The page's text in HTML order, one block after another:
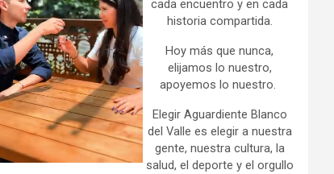
cada encuentro y en cada
historia compartida.
Hoy más que nunca,
elijamos lo nuestro,
apoyemos lo nuestro.
Elegir Aguardiente Blanco
del Valle es elegir a nuestra
gente, nuestra cultura, la
salud, el deporte y el orgullo